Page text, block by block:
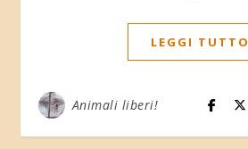
LEGGI TUTTO
Animali liberi!